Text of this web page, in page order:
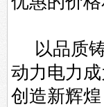
以品质铸
动力电力
创造新辉